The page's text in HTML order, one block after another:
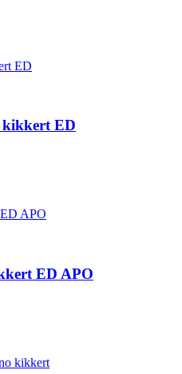
kikkert ED
ED APO